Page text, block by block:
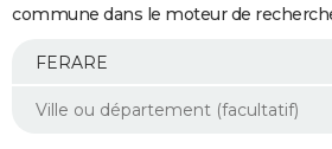
Essais
Réserver un essai
Citadines
Berlines
SUV
Forum auto
+
Mobiles
Meilleur smartphone
Internet
Ordinateurs
Jeux vidéo
Guide high-tech
Aménagement intérieur
commune dans le moteur de